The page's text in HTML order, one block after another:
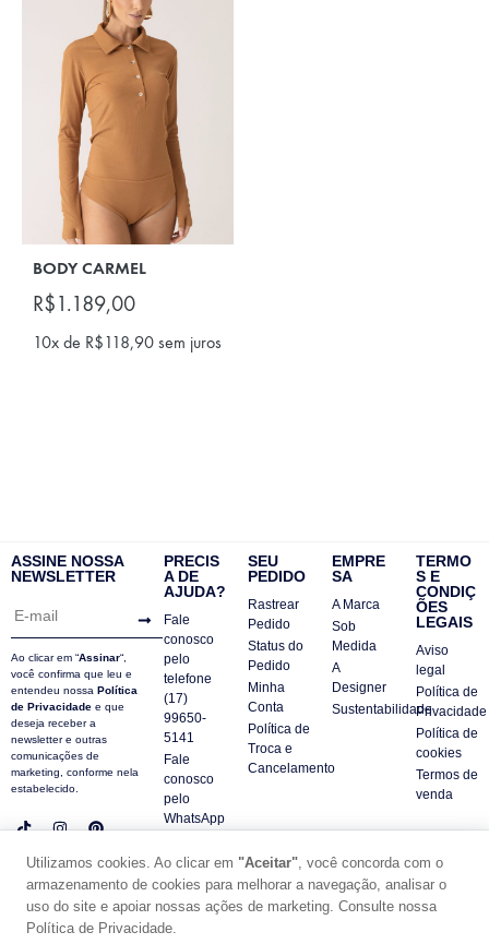
BODY CARMEL
R$1.189,00
10x de R$118,90 sem juros
ASSINE NOSSA
NEWSLETTER
Ao clicar em “Assinar“,
você confirma que leu e
entendeu nossa Política
de Privacidade e que
deseja receber a
newsletter e outras
comunicações de
marketing, conforme nela
estabelecido.
PRECIS
A DE
AJUDA?
Fale
conosco
pelo
telefone
(17)
99650-
5141
Fale
conosco
pelo
WhatsApp
FAQ
SEU
PEDIDO
Rastrear
Pedido
Status do
Pedido
Minha
Conta
Política de
Troca e
Cancelamento
EMPRE
SA
A Marca
Sob
Medida
A
Designer
Sustentabilidade
TERMO
S E
CONDIÇ
ÕES
LEGAIS
Aviso
legal
Política de
Privacidade
Política de
cookies
Termos de
venda
© DUE PANNO - 2024 -
CNPJ18.684.752/0001-84
Utilizamos cookies. Ao clicar em "Aceitar", você concorda com o
armazenamento de cookies para melhorar a navegação, analisar o
uso do site e apoiar nossas ações de marketing. Consulte nossa
Política de Privacidade.